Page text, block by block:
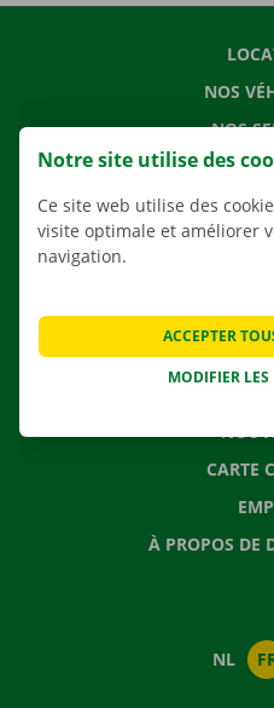
NOS
NOS
SOLUTIONS DE
CARTE
À PROPOS DE
NL
Notre site utilise des
Ce site web utilise des
visite optimale et améliorer
navigation.
MODIFIER LES
ACCEPTER